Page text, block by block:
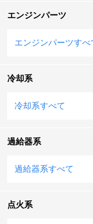
エンジンパーツ
エンジンパーツすべ
冷却系
冷却系すべて
過給器系
過給器系すべて
点火系